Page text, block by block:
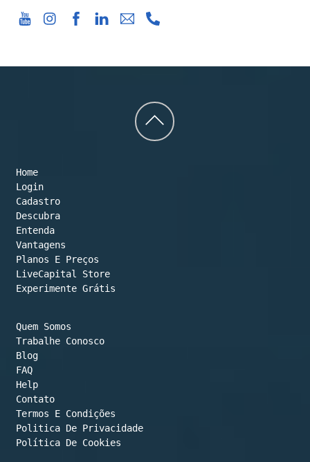
Back
Home
Login
Cadastro
Descubra
Entenda
Vantagens
Planos E Preços
LiveCapital Store
Experimente Grátis
Quem Somos
Trabalhe Conosco
Blog
FAQ
Help
Contato
Termos E Condições
Política De Cookies